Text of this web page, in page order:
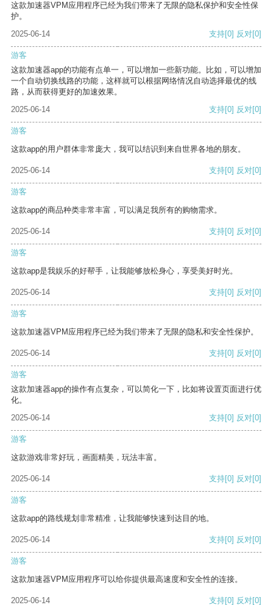
这款加速器VPM应用程序已经为我们带来了无限的隐私保护和安全性保
护。
2025-06-14
支持[0] 反对[0]
游客
这款加速器app的功能有点单一，可以增加一些新功能。比如，可以增加
一个自动切换线路的功能，这样就可以根据网络情况自动选择最优的线
路，从而获得更好的加速效果。
2025-06-14
支持[0] 反对[0]
游客
这款app的用户群体非常庞大，我可以结识到来自世界各地的朋友。
2025-06-14 支持[0] 反对[0]
游客
这款app的商品种类非常丰富，可以满足我所有的购物需求。
2025-06-14 支持[0] 反对[0]
游客
这款app是我娱乐的好帮手，让我能够放松身心，享受美好时光。
2025-06-14 支持[0] 反对[0]
游客
这款加速器VPM应用程序已经为我们带来了无限的隐私和安全性保护。
2025-06-14 支持[0] 反对[0]
游客
这款加速器app的操作有点复杂，可以简化一下，比如将设置页面进行优
化。
2025-06-14
支持[0] 反对[0]
游客
这款游戏非常好玩，画面精美，玩法丰富。
2025-06-14 支持[0] 反对[0]
游客
这款app的路线规划非常精准，让我能够快速到达目的地。
2025-06-14 支持[0] 反对[0]
游客
这款加速器VPM应用程序可以给你提供最高速度和安全性的连接。
2025-06-14 支持[0] 反对[0]